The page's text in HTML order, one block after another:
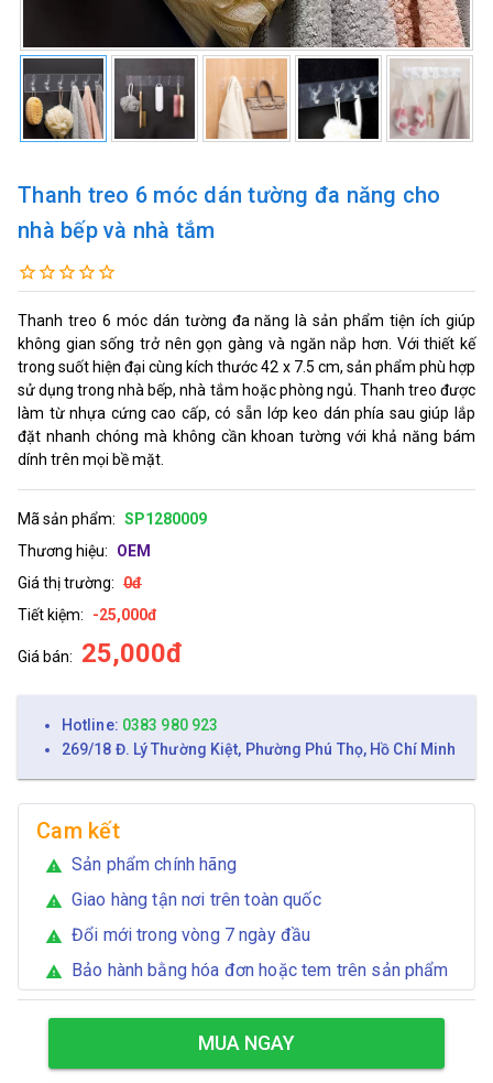
Thanh treo 6 móc dán tường đa năng cho
nhà bếp và nhà tắm
Thanh treo 6 móc dán tường đa năng là sản phẩm tiện ích giúp
không gian sống trở nên gọn gàng và ngăn nắp hơn. Với thiết kế
trong suốt hiện đại cùng kích thước 42 x 7.5 cm, sản phẩm phù hợp
sử dụng trong nhà bếp, nhà tắm hoặc phòng ngủ. Thanh treo được
làm từ nhựa cứng cao cấp, có sẵn lớp keo dán phía sau giúp lắp
đặt nhanh chóng mà không cần khoan tường với khả năng bám
dính trên mọi bề mặt.
Mã sản phẩm: SP1280009
Thương hiệu:
OEM
Giá thị trường: 0đ
Tiết kiệm:
-25,000đ
Giá bán: 25,000đ
Hotline: 0383 980 923
269/18 Đ. Lý Thường Kiệt, Phường Phú Thọ, Hồ Chí Minh
Cam kết
warning Sản phẩm chính hãng
warning Giao hàng tận nơi trên toàn quốc
warning Đổi mới trong vòng 7 ngày đầu
warning Bảo hành bằng hóa đơn hoặc tem trên sản phẩm
MUA NGAY